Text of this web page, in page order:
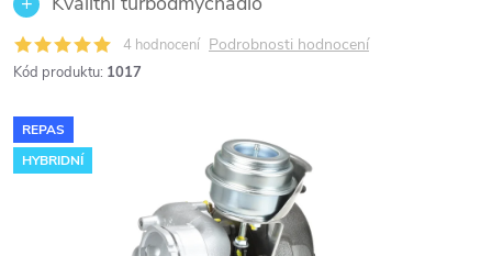
4 hodnocení Podrobnosti hodnocení
Kód produktu: 1017
REPAS
HYBRIDNÍ